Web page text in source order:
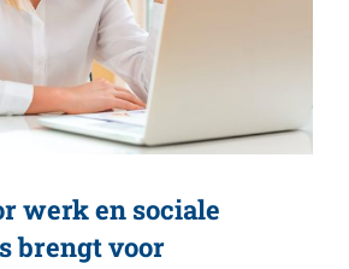
werk en sociale
brengt voor